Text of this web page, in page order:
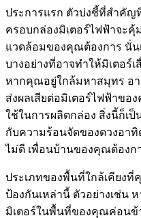
สลดใจ เช่น ไฟไหม้ หากคุณ
เพื่อไม่ให้เกิดความยุ่งเหยิง
ดัดแปลง ควรมีการป้องกันเ
มากขึ้น
คุณควรซื้อกล่องมิเ
ปกป้องระบบของคุ
แท้จริงแล้วนี่คือจุดประสงค์ดั้
ปลอดภัยในตัวมันเองอยู่แล้ว
ความปลอดภัยและการป้อง
อันตรายใช่ไหม มีบางกล่อง